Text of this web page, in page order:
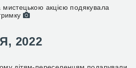
акцією подякувала
2022